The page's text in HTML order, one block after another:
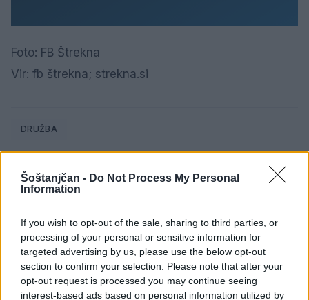
Šoštanjčan - Do Not Process My Personal
Information
If you wish to opt-out of the sale, sharing to third parties, or
processing of your personal or sensitive information for
targeted advertising by us, please use the below opt-out
section to confirm your selection. Please note that after your
opt-out request is processed you may continue seeing
interest-based ads based on personal information utilized by
Foto: FB Štrekna
Vir: fb štrekna; strekna.si
DRUŽBA
Brezposelnost sezonsko nekoliko
višja
8. avgust 2026